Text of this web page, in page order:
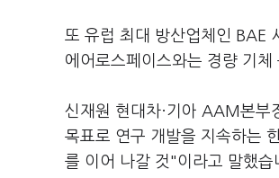
또 유럽 최대 방산업체인 BAE
에어로스페이스와는 경량 기
신재원 현대차·기아 AAM본
목표로 연구 개발을 지속하는
를 이어 나갈 것"이라고 말했습